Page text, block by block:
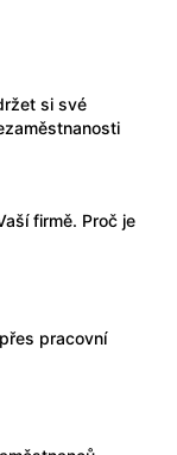
si své
firmě. Proč je
pracovní